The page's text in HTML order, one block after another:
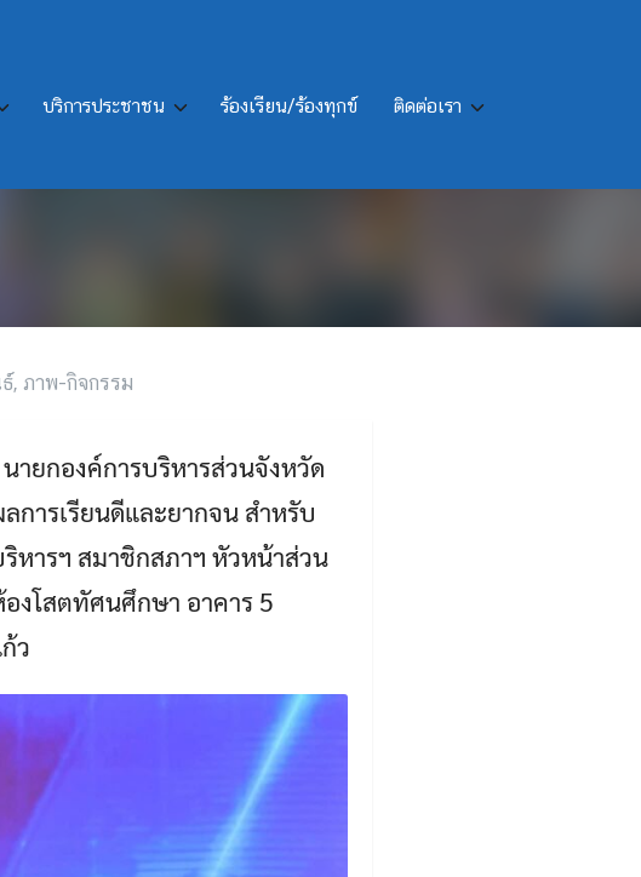
บริการประชาชน ร้องเรียน/ร้องทุกข์ ติดต่อเรา
กเรียนในสังกัดองค์การบริหาร
, ภาพ-กิจกรรม
ายกองค์การบริหารส่วนจังหวัด
การเรียนดีและยากจน สำหรับ
หารฯ สมาชิกสภาฯ หัวหน้าส่วน
งโสตทัศนศึกษา อาคาร 5
ว